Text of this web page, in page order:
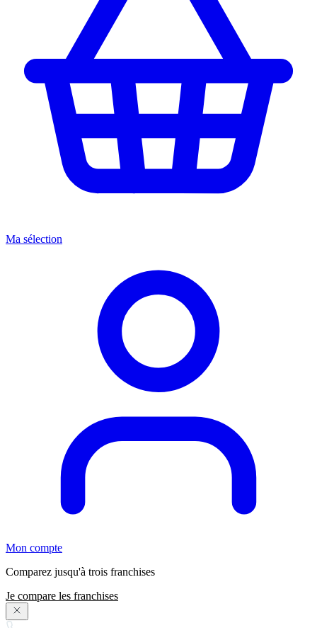
Ma sélection
Mon compte
Comparez jusqu'à trois franchises
Je compare les franchises